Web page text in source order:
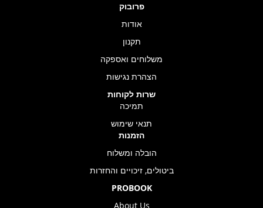
פרובוק
אודות
תקנון
משלוחים ואספקה
הצהרת נגישות
שרות לקוחות
תמיכה
תנאי שימוש
הזמנות
הובלה ומשלוח
ביטולים, זיכויים והחזרות
PROBOOK
About Us